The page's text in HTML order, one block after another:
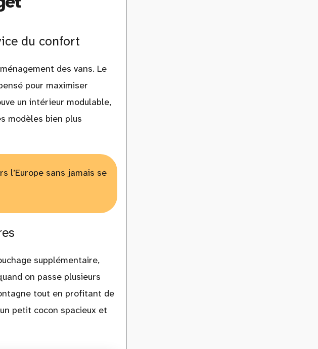
du confort
des vans. Le
pour maximiser
un intérieur modulable,
modèles bien plus
l’Europe sans jamais se
supplémentaire,
on passe plusieurs
tout en profitant de
petit cocon spacieux et